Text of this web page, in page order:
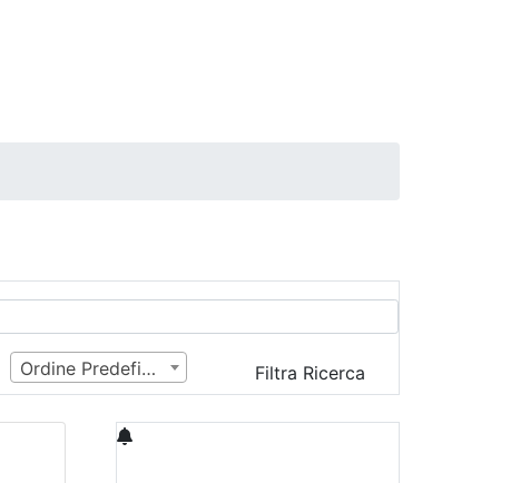
Ordine Predefinito Filtra Ricerca